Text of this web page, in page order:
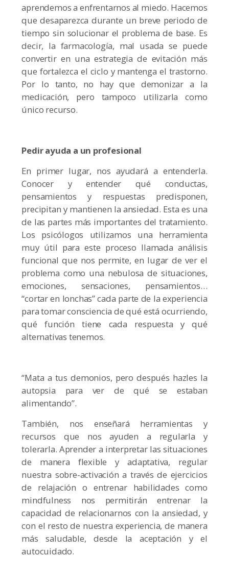
aprendemos a enfrentarnos al miedo. Hacemos
que desaparezca durante un breve periodo de
tiempo sin solucionar el problema de base. Es
decir, la farmacología, mal usada se puede
convertir en una estrategia de evitación más
que fortalezca el ciclo y mantenga el trastorno.
Por lo tanto, no hay que demonizar a la
medicación, pero tampoco utilizarla como
único recurso.
Pedir ayuda a un profesional
En primer lugar, nos ayudará a entenderla.
Conocer y entender qué conductas,
pensamientos y respuestas predisponen,
precipitan y mantienen la ansiedad. Esta es una
de las partes más importantes del tratamiento.
Los psicólogos utilizamos una herramienta
muy útil para este proceso llamada análisis
funcional que nos permite, en lugar de ver el
problema como una nebulosa de situaciones,
emociones, sensaciones, pensamientos…
“cortar en lonchas” cada parte de la experiencia
para tomar consciencia de qué está ocurriendo,
qué función tiene cada respuesta y qué
alternativas tenemos.
“Mata a tus demonios, pero después hazles la
autopsia para ver de qué se estaban
alimentando”.
También, nos enseñará herramientas y
recursos que nos ayuden a regularla y
tolerarla. Aprender a interpretar las situaciones
de manera flexible y adaptativa, regular
nuestra sobre-activación a través de ejercicios
de relajación o entrenar habilidades como
mindfulness nos permitirán entrenar la
capacidad de relacionarnos con la ansiedad, y
con el resto de nuestra experiencia, de manera
más saludable, desde la aceptación y el
autocuidado.